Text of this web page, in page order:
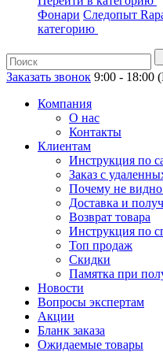
Фонари Следопыт
категорию
Заказать звонок 9:00 -
Компания
О нас
Контакты
Клиентам
Инструкция по
Заказ с
Почему не
Доставка и
Возврат товара
Инструкция по
Топ продаж
Скидки
Памятка при
Новости
Вопросы экспертам
Акции
Бланк заказа
Ожидаемые товары